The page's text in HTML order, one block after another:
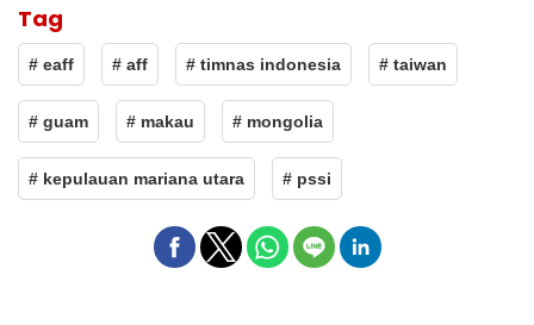
Tag
# eaff # aff # timnas indonesia # taiwan
# guam # makau # mongolia
# kepulauan mariana utara # pssi